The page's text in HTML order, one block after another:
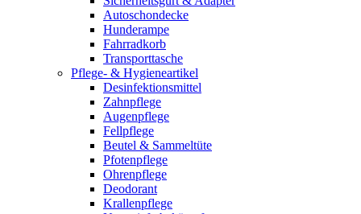
Autoschondecke
Hunderampe
Fahrradkorb
Transporttasche
Pflege- & Hygieneartikel
Desinfektionsmittel
Zahnpflege
Augenpflege
Fellpflege
Beutel & Sammeltüte
Pfotenpflege
Ohrenpflege
Deodorant
Krallenpflege